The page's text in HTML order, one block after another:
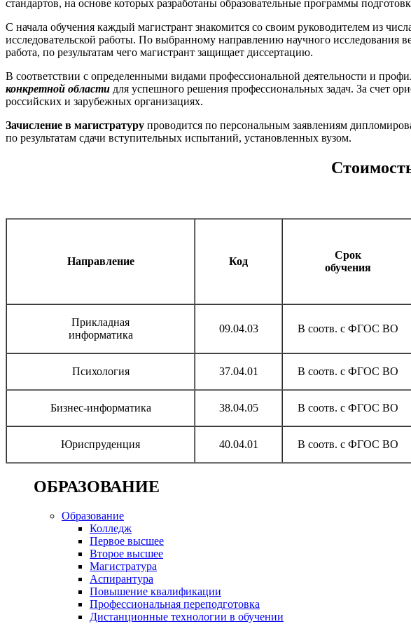
стандартов, на основе которых разработаны образовательные программы
С начала обучения каждый магистрант знакомится со своим руководителем из
исследовательской работы. По выбранному направлению научного исследования
работа, по результатам чего магистрант защищает диссертацию.
В соответствии с определенными видами профессиональной деятельности и
конкретной области для успешного решения профессиональных задач. За счет
российских и зарубежных организациях.
Зачисление в магистратуру проводится по персональным заявлениям
по результатам сдачи вступительных испытаний, установленных вузом.
Направление Код
Срок
обучения
Прикладная
информатика
09.04.03 В соотв. с ФГОС ВО
Психология 37.04.01 В соотв. с ФГОС ВО
Бизнес-информатика 38.04.05 В соотв. с ФГОС ВО
Юриспруденция 40.04.01 В соотв. с ФГОС ВО
ОБРАЗОВАНИЕ
Образование
Колледж
Первое высшее
Второе высшее
Магистратура
Аспирантура
Повышение квалификации
Профессиональная переподготовка
Дистанционные технологии в обучении